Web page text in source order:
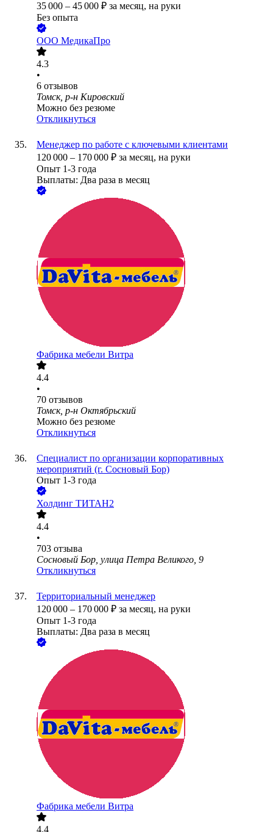
35 000 – 45 000 ₽ за месяц, на руки
Без опыта
ООО МедикаПро
4.3
•
6 отзывов
Томск, р-н Кировский
Можно без резюме
Откликнуться
Менеджер по работе с ключевыми клиентами
120 000 – 170 000 ₽ за месяц, на руки
Опыт 1-3 года
Выплаты: Два раза в месяц
Фабрика мебели Витра
4.4
•
70 отзывов
Томск, р-н Октябрьский
Можно без резюме
Откликнуться
Специалист по организации корпоративных
мероприятий (г. Сосновый Бор)
Опыт 1-3 года
Холдинг ТИТАН2
4.4
•
703 отзыва
Сосновый Бор, улица Петра Великого, 9
Откликнуться
Территориальный менеджер
120 000 – 170 000 ₽ за месяц, на руки
Опыт 1-3 года
Выплаты: Два раза в месяц
Фабрика мебели Витра
4.4